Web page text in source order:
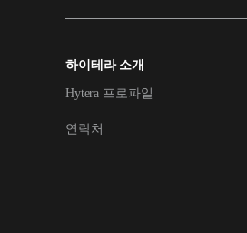
하이테라 소개
Hytera 프로파일
연락처